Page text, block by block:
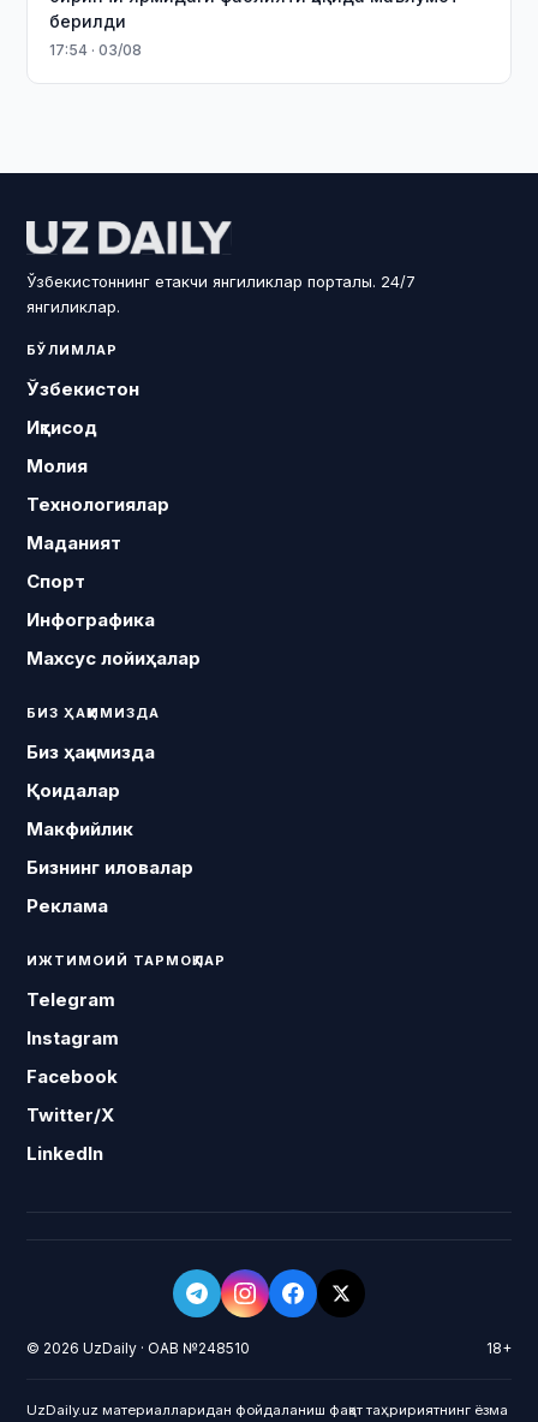
берилди
17:54 · 03/08
Ўзбекистоннинг етакчи янгиликлар порталы. 24/7
янгиликлар.
БЎЛИМЛАР
Ўзбекистон
Иқтисод
Молия
Технологиялар
Маданият
Спорт
Инфографика
Махсус лойиҳалар
БИЗ ҲАҚИМИЗДА
Биз ҳақимизда
Қоидалар
Макфийлик
Бизнинг иловалар
Реклама
ИЖТИМОИЙ ТАРМОҚЛАР
Telegram
Instagram
Facebook
Twitter/X
LinkedIn
© 2026 UzDaily · ОАВ №248510 18+
UzDaily.uz материалларидан фойдаланиш фақат таҳририятнинг ёзма